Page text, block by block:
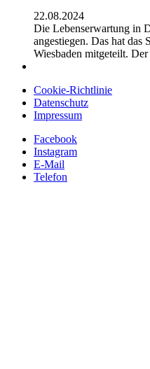
22.08.2024
Die Lebenserwartung in
angestiegen. Das hat das
Wiesbaden mitgeteilt.
Cookie-Richtlinie
Datenschutz
Impressum
Facebook
Instagram
E-Mail
Telefon